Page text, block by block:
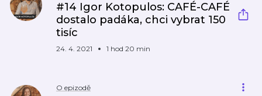
#14 Igor Kotopulos: CAFÉ-CAFÉ
dostalo padáka, chci vybrat 150
tisíc
24. 4. 2021 1 hod 20 min
O epizodě